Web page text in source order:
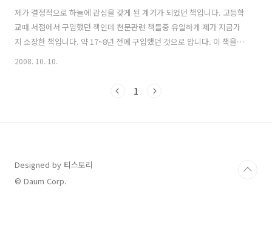
제가 결정적으로 하늘에 관심을 갖게 된 계기가 되었던 책입니다. 고등학
교때 서점에서 구입했던 책인데 천문관련 책들중 유일하게 제가 지금가
지 소장한 책입니다. 약 17~8년 전에 구입했던 것으로 압니다. 이 책을
구입후 몇 날 밤을 새워가며 끝까지 읽었던 기억이 있습니다. 이 책이 출
의 탄생과 진화, 인류의 미래와 인류가 살아남아야만 하는 이유와 우주로
2008. 10. 10.
1
Designed by 티스토리
© Daum Corp.